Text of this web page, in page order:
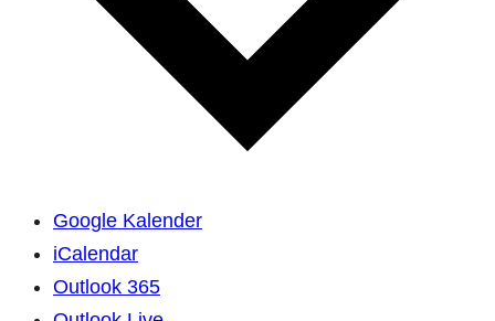
Google Kalender
iCalendar
Outlook 365